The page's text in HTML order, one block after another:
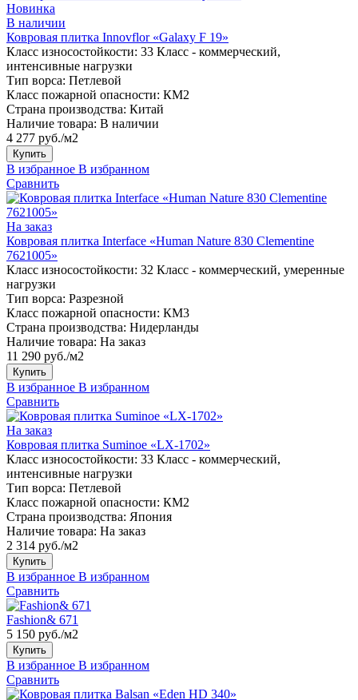
Новинка
В наличии
Ковровая плитка Innovflor «Galaxy F 19»
Класс износостойкости: 33 Класс - коммерческий,
интенсивные нагрузки
Тип ворса: Петлевой
Класс пожарной опасности: КМ2
Страна производства: Китай
Наличие товара: В наличии
4 277 руб./м2
Купить
В избранное В избранном
Сравнить
На заказ
Ковровая плитка Interface «Human Nature 830 Clementine
7621005»
Класс износостойкости: 32 Класс - коммерческий, умеренные
нагрузки
Тип ворса: Разрезной
Класс пожарной опасности: КМ3
Страна производства: Нидерланды
Наличие товара: На заказ
11 290 руб./м2
Купить
В избранное В избранном
Сравнить
На заказ
Ковровая плитка Suminoe «LX-1702»
Класс износостойкости: 33 Класс - коммерческий,
интенсивные нагрузки
Тип ворса: Петлевой
Класс пожарной опасности: КМ2
Страна производства: Япония
Наличие товара: На заказ
2 314 руб./м2
Купить
В избранное В избранном
Сравнить
Fashion& 671
5 150 руб./м2
Купить
В избранное В избранном
Сравнить